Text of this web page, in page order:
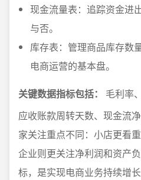
现金流量表：追踪资金进
与否。
库存表：管理商品库存数
电商运营的基本盘。
关键数据指标包括：
毛利率
应收账款周转天数、现金流
家关注重点不同：小店更看
企业则更关注净利润和资产
标，是实现电商业务持续增长